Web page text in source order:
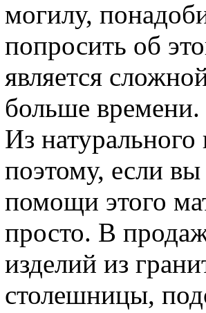
могилу,
попросить об
является
больше времени.
Из
поэтому, если
помощи этого
просто. В
изделий из
столешницы,